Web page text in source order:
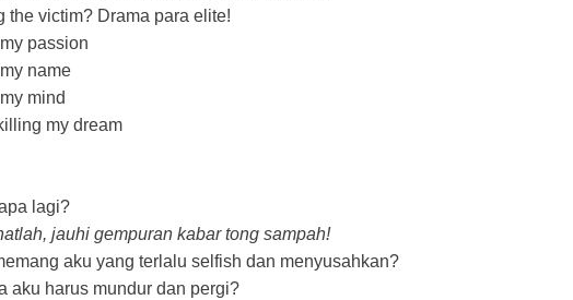
the victim? Drama para elite!
passion
name
mind
my dream
lagi?
jauhi gempuran kabar tong sampah!
aku yang terlalu selfish dan menyusahkan?
aku harus mundur dan pergi?